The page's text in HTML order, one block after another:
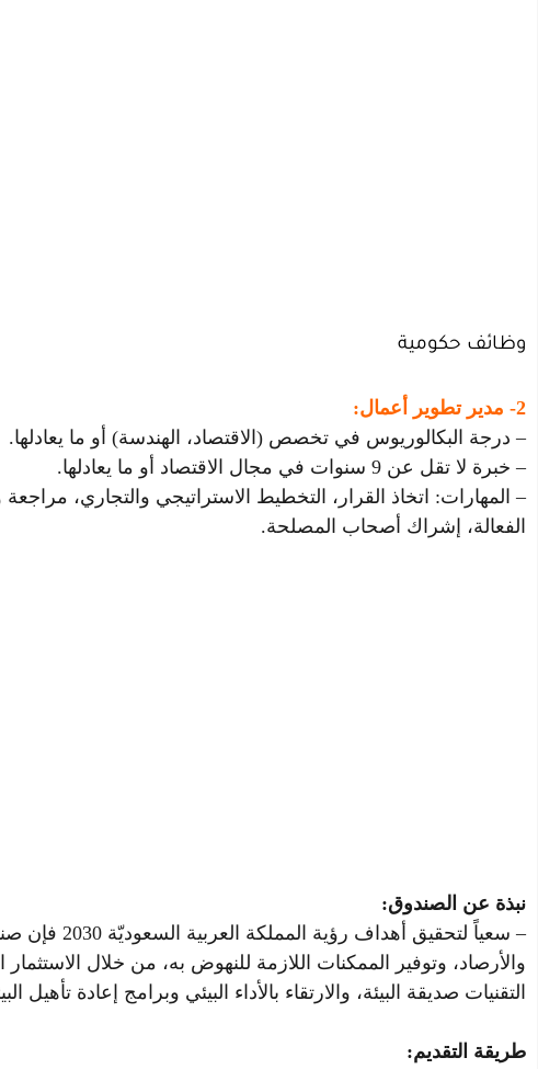
وظائف حكومية
2- مدير تطوير أعمال:
– درجة البكالوريوس في تخصص (الاقتصاد، الهندسة) أو ما يعادلها.
– خبرة لا تقل عن 9 سنوات في مجال الاقتصاد أو ما يعادلها.
– المهارات: اتخاذ القرار، التخطيط الاستراتيجي والتجاري، مراجعة
الفعالة، إشراك أصحاب المصلحة.
نبذة عن الصندوق:
– سعياً
والأرصاد، وتوفير الممكنات اللازمة للنهوض به، من خلال
التقنيات صديقة البيئة، والارتقاء بالأداء البيئي وبرامج إعادة تأهيل
طريقة التقديم: